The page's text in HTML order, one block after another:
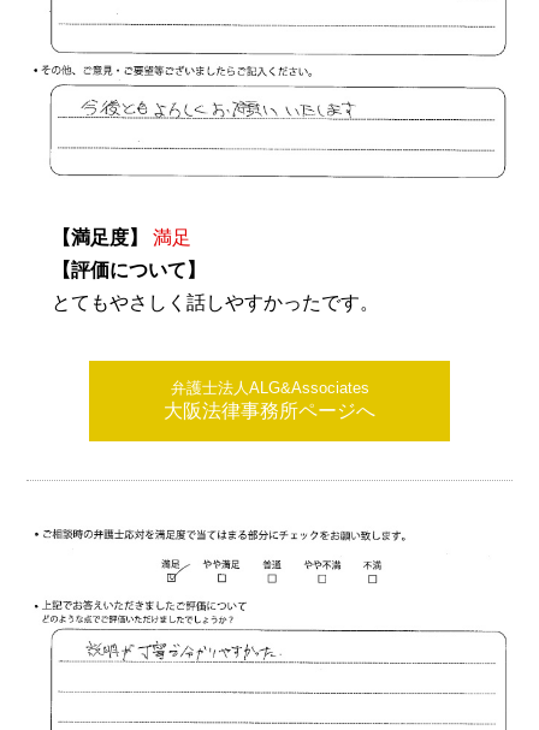
【満足度】
満足
【評価について】
とてもやさしく話しやすかったです。
弁護士法人ALG&Associates
大阪法律事務所ページへ